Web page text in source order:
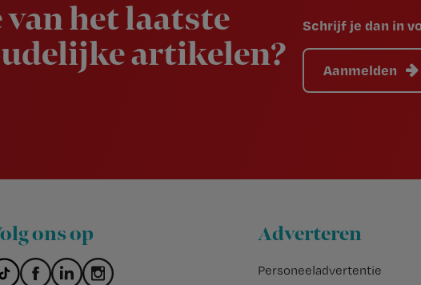
het laatste
artikelen?
Schrijf je dan in
Aanmelden
ons op Adverteren
Personeeladvertentie